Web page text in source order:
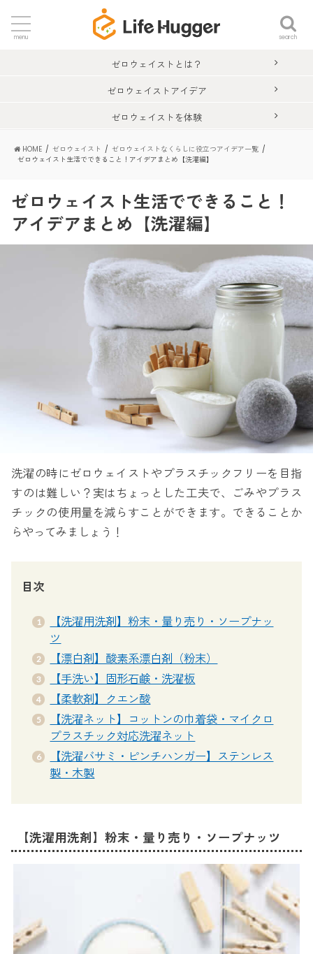
search
menu
ゼロウェイストとは？
ゼロウェイストアイデア
ゼロウェイストを体験
HOME ゼロウェイスト
ゼロウェイストなくらしに役立つアイデア一覧
ゼロウェイスト生活でできること！アイデアまとめ【洗濯編】
ゼロウェイスト生活でできること！
アイデアまとめ【洗濯編】
洗濯の時にゼロウェイストやプラスチックフリーを目指
すのは難しい？実はちょっとした工夫で、ごみやプラス
チックの使用量を減らすことができます。できることか
らやってみましょう！
目次
【洗濯用洗剤】粉末・量り売り・ソープナッ
ツ
【漂白剤】酸素系漂白剤（粉末）
【手洗い】固形石鹸・洗濯板
【柔軟剤】クエン酸
【洗濯ネット】コットンの巾着袋・マイクロ
プラスチック対応洗濯ネット
【洗濯バサミ・ピンチハンガー】ステンレス
製・木製
【洗濯用洗剤】粉末・量り売り・ソープナッツ